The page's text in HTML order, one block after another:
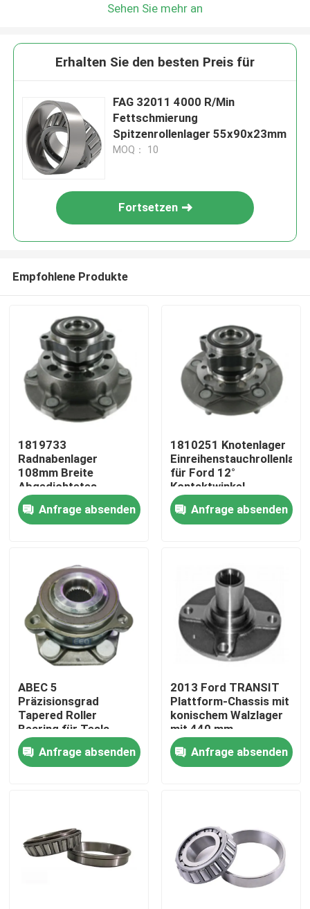
Zu Hause
Über uns
Werksbesichtigung
Qualitätskontrolle
Neuigkeiten
Rechtssachen
Zylinderrollenlager
Sehen Sie mehr an
Erhalten Sie den besten Preis für
FAG 32011 4000 R/Min
Fettschmierung
Spitzenrollenlager 55x90x23mm
MOQ： 10
Fortsetzen
Empfohlene Produkte
1819733
Radnabenlager
108mm Breite
Abgedichtetes
Rollenkonuslager für
Ford Transit Bus
Anfrage absenden
1810251 Knotenlager
für Ford 12°
Kontaktwinkel
Anfrage absenden
ABEC 5
Präzisionsgrad
Tapered Roller
Bearing für Tesla
Model 3 Hinterachse
und Radnabel
Anfrage absenden
2013 Ford TRANSIT
Plattform-Chassis mit
konischem Walzlager
mit 440 mm
Außenringbreite und
1680 kN Nennlast
Anfrage absenden